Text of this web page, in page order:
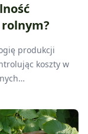
produkcji
koszty w
uzyskać